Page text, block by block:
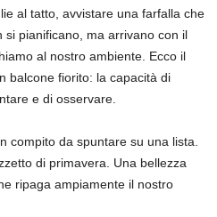
al tatto, avvistare una farfalla che
pianificano, ma arrivano con il
al nostro ambiente. Ecco il
balcone fiorito: la capacità di
e di osservare.
compito da spuntare su una lista.
di primavera. Una bellezza
ripaga ampiamente il nostro